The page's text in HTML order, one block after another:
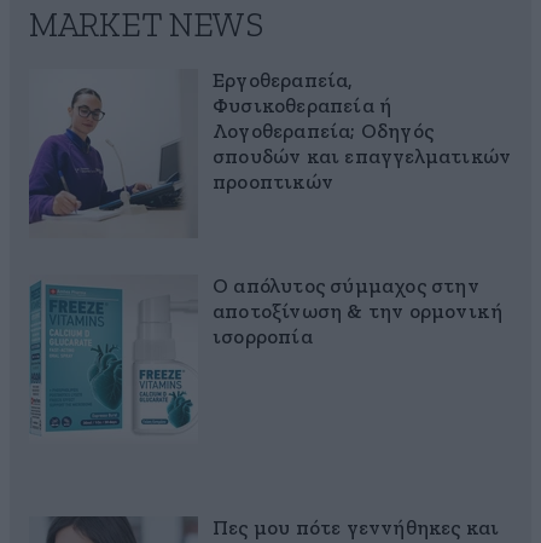
MARKET NEWS
Εργοθεραπεία,
Φυσικοθεραπεία ή
Λογοθεραπεία; Οδηγός
σπουδών και επαγγελματικών
προοπτικών
Ο απόλυτος σύμμαχος στην
αποτοξίνωση & την ορμονική
ισορροπία
Πες μου πότε γεννήθηκες και